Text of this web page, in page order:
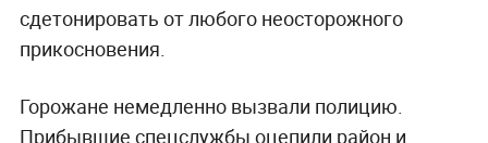
сдетонировать от любого неосторожного
прикосновения.
Горожане немедленно вызвали полицию.
Прибывшие спецслужбы оцепили район и